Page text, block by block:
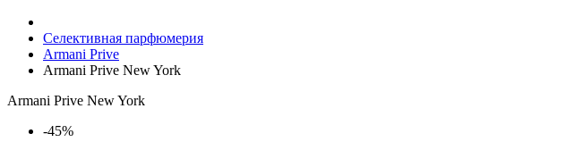
Селективная парфюмерия
Armani Prive
Armani Prive New York
Armani Prive New York
-45%